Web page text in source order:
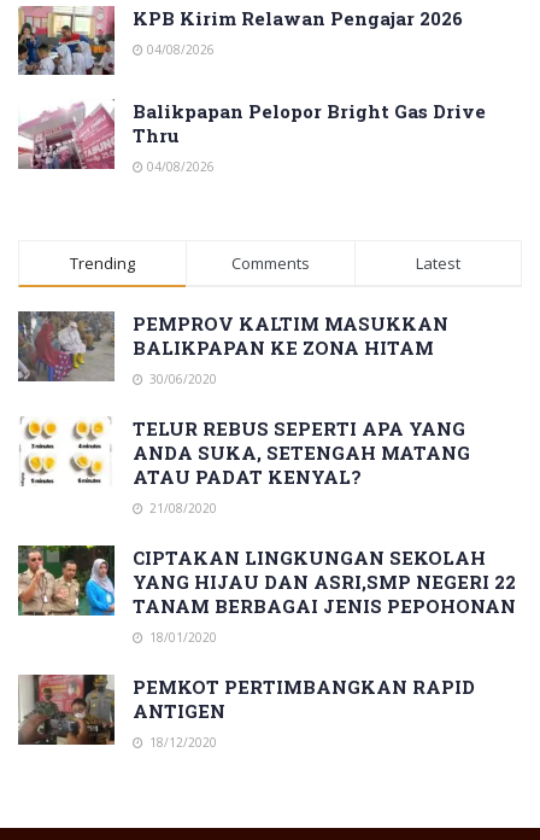
KPB Kirim Relawan Pengajar 2026
04/08/2026
Balikpapan Pelopor Bright Gas Drive
Thru
04/08/2026
Trending Comments Latest
PEMPROV KALTIM MASUKKAN
BALIKPAPAN KE ZONA HITAM
30/06/2020
TELUR REBUS SEPERTI APA YANG
ANDA SUKA, SETENGAH MATANG
ATAU PADAT KENYAL?
21/08/2020
CIPTAKAN LINGKUNGAN SEKOLAH
YANG HIJAU DAN ASRI,SMP NEGERI 22
TANAM BERBAGAI JENIS PEPOHONAN
18/01/2020
PEMKOT PERTIMBANGKAN RAPID
ANTIGEN
18/12/2020